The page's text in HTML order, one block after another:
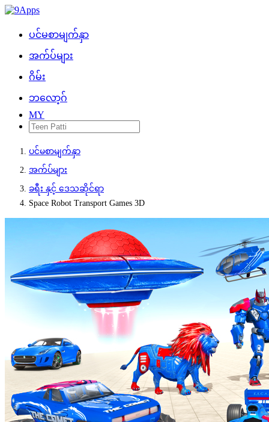
ပင်မစာမျက်နှာ
အက်ပ်များ
ဂိမ်း
ဘလော့ဂ်
MY
ပင်မစာမျက်နှာ
အက်ပ်များ
ခရီး နှင့် ဒေသဆိုင်ရာ
Space Robot Transport Games 3D